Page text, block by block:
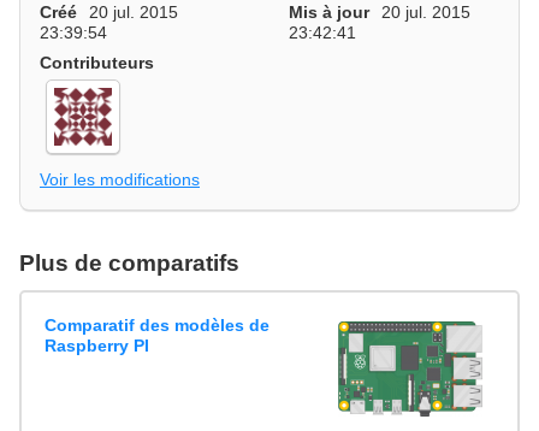
Créé
20 jul. 2015
23:39:54
Mis à jour
20 jul. 2015
23:42:41
Contributeurs
Voir les modifications
Plus de comparatifs
Comparatif des modèles de
Raspberry PI